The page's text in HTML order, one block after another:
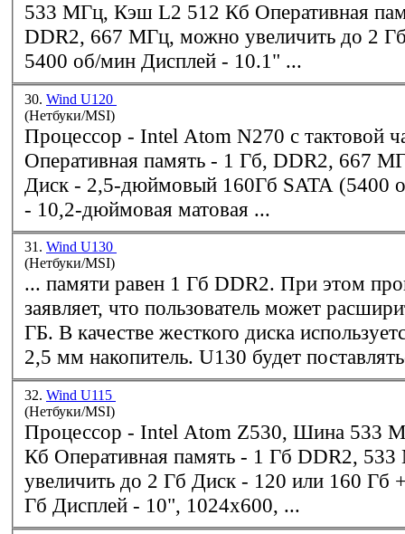
DDR2, 667 МГц, можно увеличить до 2 Гб Диск - 160
5400 об/мин Дисплей - 10.1" ...
30. Wind U120
(Нетбуки/MSI)
Процессор - Intel Atom N270 с тактовой частотой 1,6 ГГц
Оперативная память - 1 Гб, DDR2, 667
Диск - 2,5-дюймовый 160Гб SATA (5400 об/мин) Дисплей
- 10,2-дюймовая матовая ...
31. Wind U130
(Нетбуки/MSI)
... памяти равен 1 Гб DDR2. При этом
заявляет, что пользователь может
ГБ. В качестве жесткого диска используется традиционно
2,5 мм накопитель. U130 будет
32. Wind U115
(Нетбуки/MSI)
Процессор - Intel Atom Z530, Шина 533 МГц, Кэш L2 512
Кб Оперативная память - 1 Гб DDR2,
увеличить до 2 Гб Диск - 120 или 160 Гб + SSD 8 или 16
Гб Дисплей - 10", 1024x600, ...